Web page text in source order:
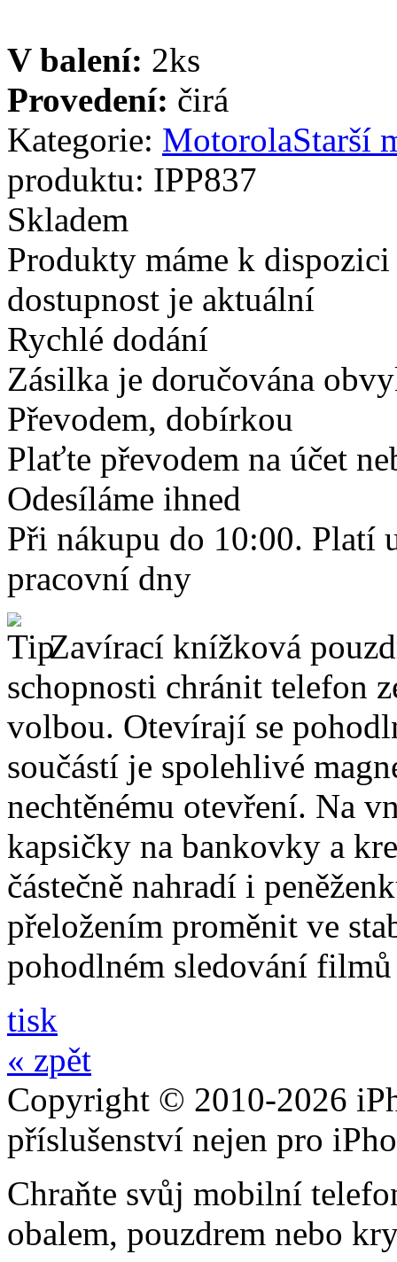
V balení: 2ks
Provedení: čirá
Kategorie: MotorolaStarší
produktu: IPP837
Skladem
Produkty máme k
dostupnost je aktuální
Rychlé dodání
Zásilka je doručována
Převodem, dobírkou
Plaťte převodem na účet
Odesíláme ihned
Při nákupu do 10:00. Platí
pracovní dny
Zavírací knížková
schopnosti chránit telefon
volbou. Otevírají se
součástí je spolehlivé
nechtěnému otevření. Na
kapsičky na bankovky a
částečně nahradí i
přeložením proměnit ve
pohodlném sledování
tisk
« zpět
Copyright © 2010-2026
příslušenství nejen pro
Chraňte svůj mobilní
obalem, pouzdrem nebo